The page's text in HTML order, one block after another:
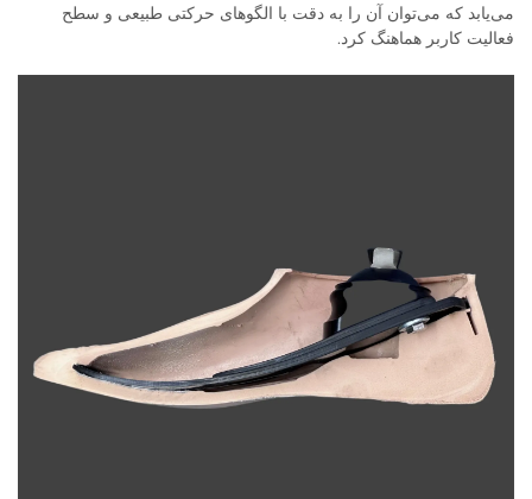
می‌یابد که می‌توان آن را به دقت با الگوهای حرکتی طبیعی و سطح
فعالیت کاربر هماهنگ کرد.